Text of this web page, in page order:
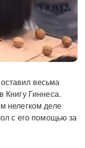
Книгу Гиннеса.
нелегком деле
с его помощью за